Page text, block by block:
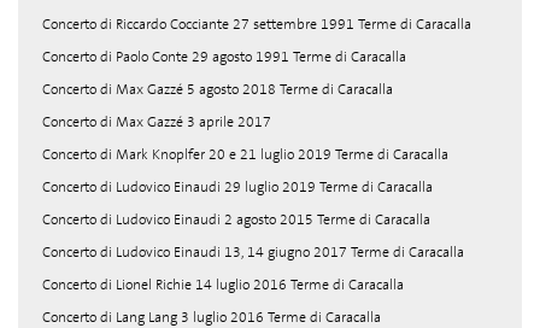
Concerto di Riccardo Cocciante 27 settembre 1991 Terme di Caracalla
Concerto di Paolo Conte 29 agosto 1991 Terme di Caracalla
Concerto di Max Gazzé 5 agosto 2018 Terme di Caracalla
Concerto di Max Gazzé 3 aprile 2017
Concerto di Mark Knoplfer 20 e 21 luglio 2019 Terme di Caracalla
Concerto di Ludovico Einaudi 29 luglio 2019 Terme di Caracalla
Concerto di Ludovico Einaudi 2 agosto 2015 Terme di Caracalla
Concerto di Ludovico Einaudi 13, 14 giugno 2017 Terme di Caracalla
Concerto di Lionel Richie 14 luglio 2016 Terme di Caracalla
Concerto di Lang Lang 3 luglio 2016 Terme di Caracalla